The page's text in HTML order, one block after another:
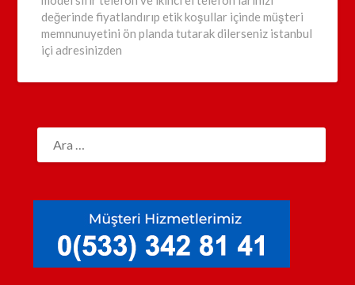
değerinde fiyatlandırıp etik koşullar içinde müşteri
memnunuyetini ön planda tutarak dilerseniz istanbul
içi adresinizden